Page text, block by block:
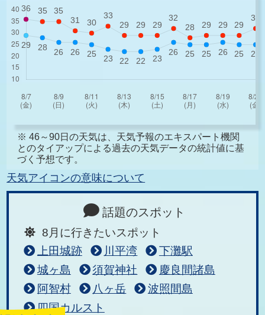
※ 46～90日の天気は、天気予報のエキスパート機関
とのタイアップによる過去の天気データの統計値に基
づく予想です。
天気アイコンの意味について
話題のスポット
8月に行きたいスポット
上田城跡
川平湾
下灘駅
城ヶ島
須賀神社
慶良間諸島
阿智村
八ヶ岳
波照間島
四国カルスト